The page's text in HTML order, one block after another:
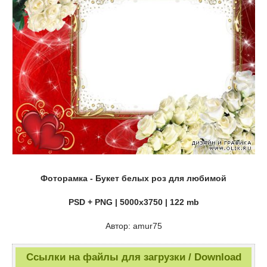
Фоторамка - Букет белых роз для любимой
PSD + PNG | 5000x3750 | 122 mb
Автор: amur75
Ссылки на файлы для загрузки / Download